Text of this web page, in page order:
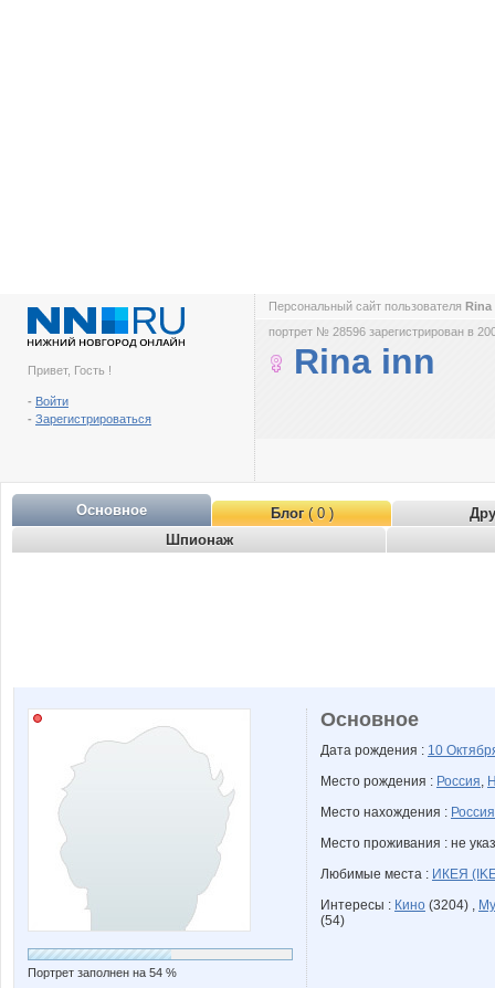
Привет, Гость !
- Войти
- Зарегистрироваться
Персональный сайт пользователя
портрет № 28596 зарегистрирован в
Rina inn
Основное Блог( 0 )
Шпионаж
Портрет заполнен на 54 %
Основное
Дата рождения : 10
Место рождения : Россия,
Место нахождения : Россия
Место проживания : не
Любимые места : ИКЕЯ
Интересы : Кино (3204) ,
(54)